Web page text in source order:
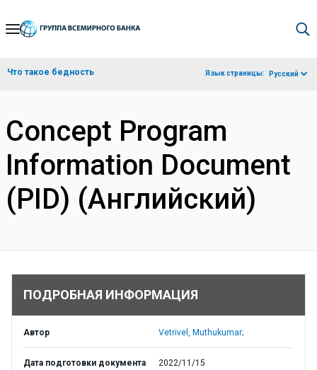
Skip
Navigation
Что такое бедность Язык страницы: Русский
Concept Program
Information Document
(PID) (Английский)
ПОДРОБНАЯ ИНФОРМАЦИЯ
Автор Vetrivel, Muthukumar;
Дата подготовки документа 2022/11/15